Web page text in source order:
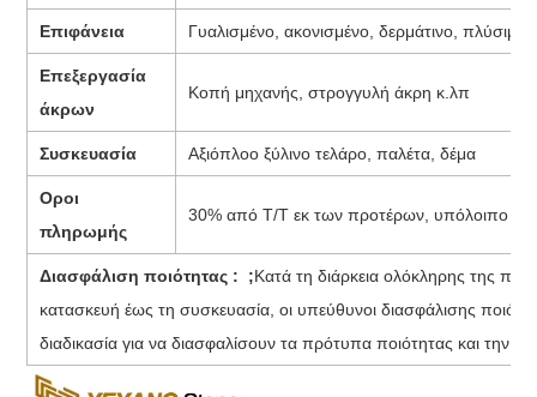
Επιφάνεια Γυαλισμένο, ακονισμένο, δερμάτινο, πλύσιμο
Επεξεργασία
άκρων
Κοπή μηχανής, στρογγυλή άκρη κ.λπ
Συσκευασία Αξιόπλοο ξύλινο τελάρο, παλέτα, δέμα
Οροι
πληρωμής
30% από T/T εκ των προτέρων, υπόλοιπο
Διασφάλιση ποιότητας : ;Κατά τη διάρκεια ολόκληρης της
κατασκευή έως τη συσκευασία, οι υπεύθυνοι διασφάλισης
διαδικασία για να διασφαλίσουν τα πρότυπα ποιότητας και την